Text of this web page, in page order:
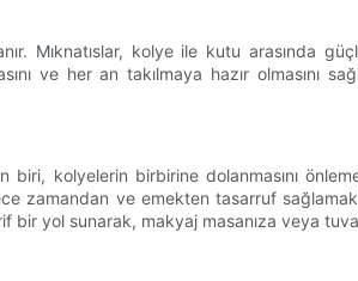
Mıknatıslar, kolye ile kutu arasında
ve her an takılmaya hazır olmasını
biri, kolyelerin birbirine dolanmasını
zamandan ve emekten tasarruf
bir yol sunarak, makyaj masanıza veya